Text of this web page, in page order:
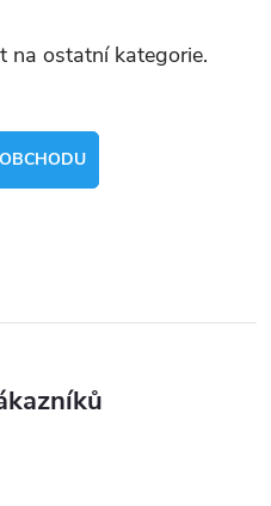
na ostatní kategorie.